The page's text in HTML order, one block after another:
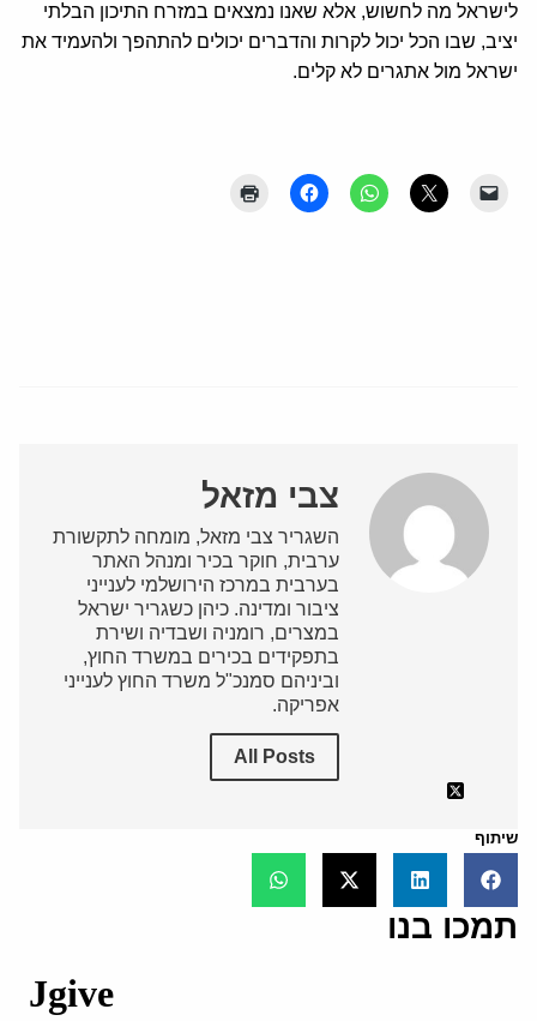
לישראל מה לחשוש, אלא שאנו נמצאים במזרח התיכון הבלתי
יציב, שבו הכל יכול לקרות והדברים יכולים להתהפך ולהעמיד את
ישראל מול אתגרים לא קלים.
צבי מזאל
השגריר צבי מזאל, מומחה לתקשורת
ערבית, חוקר בכיר ומנהל האתר
בערבית במרכז הירושלמי לענייני
ציבור ומדינה. כיהן כשגריר ישראל
במצרים, רומניה ושבדיה ושירת
בתפקידים בכירים במשרד החוץ,
וביניהם סמנכ"ל משרד החוץ לענייני
אפריקה.
All Posts
שיתוף
תמכו בנו